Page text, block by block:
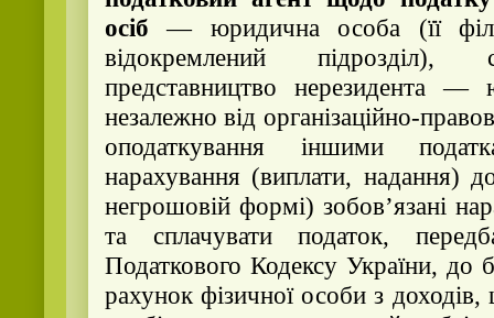
осіб — юридична особа (її
відокремлений підрозділ),
представництво нерезидента —
незалежно від організаційно-
оподаткування іншими
нарахування (виплати, надання)
негрошовій формі) зобов’язані
та сплачувати податок,
Податкового Кодексу України, до
рахунок фізичної особи з